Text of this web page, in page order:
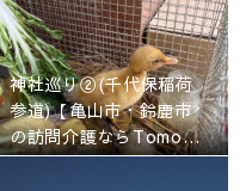
神社巡り②(千代保稲荷
参道)【亀山市・鈴鹿市
の訪問介護ならTomone
elへ】